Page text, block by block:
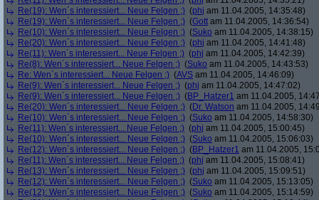
Re(19): Wen´s interessiert... Neue Felgen ;) (phj am 11.04.2005, 14:35:48)
Re(19): Wen´s interessiert... Neue Felgen ;) (Gott am 11.04.2005, 14:36:54)
Re(10): Wen´s interessiert... Neue Felgen ;) (Suko am 11.04.2005, 14:38:15)
Re(20): Wen´s interessiert... Neue Felgen ;) (phj am 11.04.2005, 14:41:48)
Re(11): Wen´s interessiert... Neue Felgen ;) (phj am 11.04.2005, 14:42:39)
Re(8): Wen´s interessiert... Neue Felgen ;) (Suko am 11.04.2005, 14:43:53)
Re: Wen´s interessiert... Neue Felgen ;) (AVS am 11.04.2005, 14:46:09)
Re(9): Wen´s interessiert... Neue Felgen ;) (phj am 11.04.2005, 14:47:02)
Re(9): Wen´s interessiert... Neue Felgen ;) (BP_Hatzer1 am 11.04.2005,
Re(20): Wen´s interessiert... Neue Felgen ;) (Dr. Watson am 11.04.2005,
Re(10): Wen´s interessiert... Neue Felgen ;) (Suko am 11.04.2005, 14:58:30)
Re(11): Wen´s interessiert... Neue Felgen ;) (phj am 11.04.2005, 15:00:45)
Re(10): Wen´s interessiert... Neue Felgen ;) (Suko am 11.04.2005, 15:06:03)
Re(12): Wen´s interessiert... Neue Felgen ;) (BP_Hatzer1 am 11.04.2005,
Re(11): Wen´s interessiert... Neue Felgen ;) (phj am 11.04.2005, 15:08:41)
Re(13): Wen´s interessiert... Neue Felgen ;) (phj am 11.04.2005, 15:09:51)
Re(12): Wen´s interessiert... Neue Felgen ;) (Suko am 11.04.2005, 15:13:05)
Re(12): Wen´s interessiert... Neue Felgen ;) (Suko am 11.04.2005, 15:14:59)